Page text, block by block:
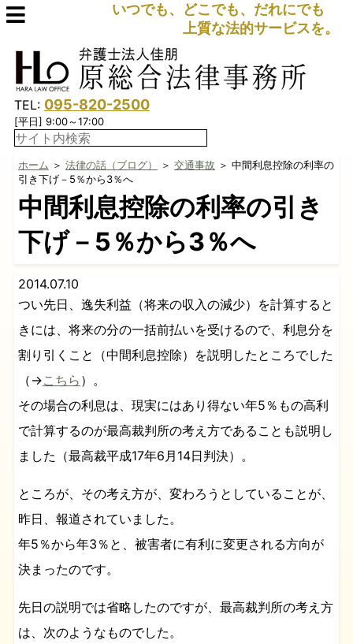
いつでも、どこでも、だれにでも
上質な法的サービスを。
TEL: 095-820-2500
[平日] 9:00～17:00
ホーム ＞ 法律の話（ブログ） ＞ 交通事故 ＞ 中間利息控除の利率の
引き下げ－5％から3％へ
中間利息控除の利率の引き
下げ－5％から3％へ
2014.07.10
つい先日、逸失利益（将来の収入の減少）を計算すると
きには、将来の分の一括前払いを受けるので、利息分を
割り引くこと（中間利息控除）を説明したところでした
（→こちら ）。
その場合の利息は、現実にはあり得ない年5％もの高利
で計算するのが最高裁判所の考え方であることも説明し
ました（最高裁平成17年6月14日判決）。
ところが、その考え方が、変わろうとしていることが、
昨日、報道されていました。
年5％から年3％と、被害者に有利に変更される方向が
決まったのです。
先日の説明では省略したのですが、最高裁判所の考え方
は、次のようなものでした。